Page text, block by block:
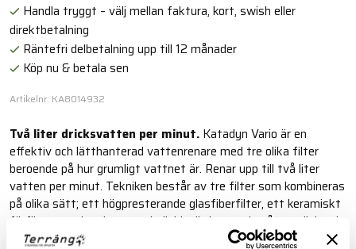
Handla tryggt – välj mellan faktura, kort, swish eller
direktbetalning
Räntefri delbetalning upp till 12 månader
Köp nu & betala sen
Artikelnr: KA8014932
Två liter dricksvatten per minut. Katadyn Vario är en
effektiv och lätthanterad vattenrenare med tre olika filter
beroende på hur grumligt vattnet är. Renar upp till två liter
vatten per minut. Tekniken består av tre filter som kombineras
på olika sätt; ett högpresterande glasfiberfilter, ett keramiskt
förfilter som kan justeras individuellt beroende på grumlighet i
vattnet och ett aktivt kolfilter för att eliminera dålig lukt och